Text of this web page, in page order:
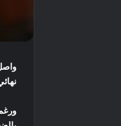
نهائي كأس الأمم